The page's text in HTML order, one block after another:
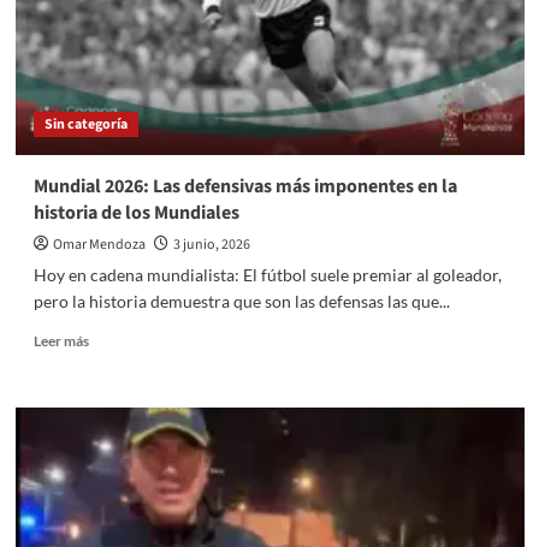
legado
Sin categoría
Mundial 2026: Las defensivas más imponentes en la
historia de los Mundiales
Omar Mendoza
3 junio, 2026
Hoy en cadena mundialista: El fútbol suele premiar al goleador,
pero la historia demuestra que son las defensas las que...
Leer másRead
Mundial
2026:
Las
defensivas
imponentes